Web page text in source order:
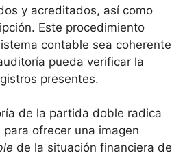
y acreditados, así como
Este procedimiento
contable sea coherente
pueda verificar la
presentes.
de la partida doble radica
ofrecer una imagen
de la situación financiera de